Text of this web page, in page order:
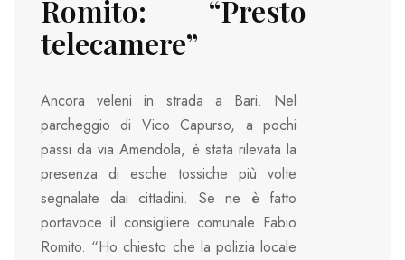
Romito: “Presto
telecamere”
Ancora veleni in strada a Bari. Nel
parcheggio di Vico Capurso, a pochi
passi da via Amendola, è stata rilevata la
presenza di esche tossiche più volte
segnalate dai cittadini. Se ne è fatto
portavoce il consigliere comunale Fabio
Romito. “Ho chiesto che la polizia locale